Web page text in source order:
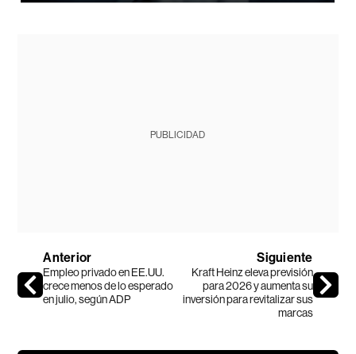
PUBLICIDAD
Anterior
Empleo privado en EE.UU.
crece menos de lo esperado
en julio, según ADP
Siguiente
Kraft Heinz eleva previsión
para 2026 y aumenta su
inversión para revitalizar sus
marcas